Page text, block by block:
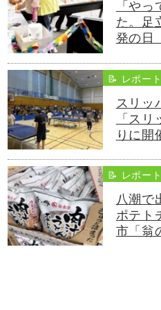
「や
た。足
発の日
📝 レポート
スリッ
「ス
りに開
📝 レポート
八潮で
ポテト
市「翁